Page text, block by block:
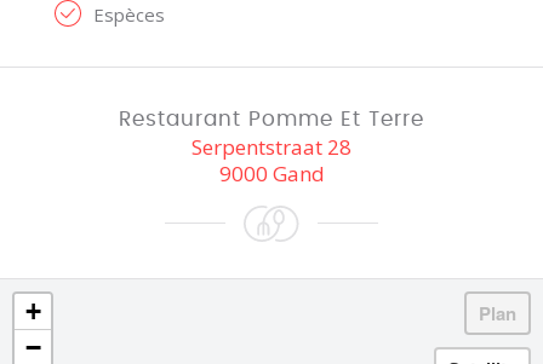
Espèces
Restaurant Pomme Et Terre
Serpentstraat 28
9000 Gand
+
−